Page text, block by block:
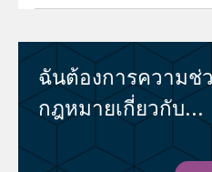
ฉันต้องการความช่
กฎหมายเกี่ยวกับ...